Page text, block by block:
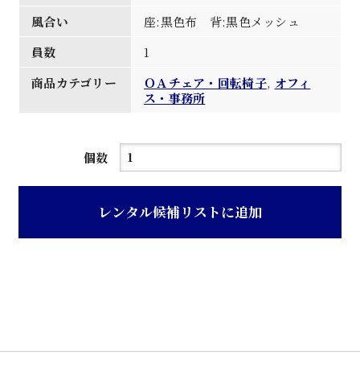
風合い
座:黒色布 背:黒色メッシュ
員数
1
商品カテゴリー
ＯＡチェア・回転椅子, オフィ
ス・事務所
個数
黒
ッ
レンタル候補リストに追加